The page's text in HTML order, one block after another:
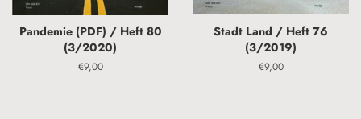
Pandemie (PDF) / Heft 80
(3/2020)
Normaler
€9,00
Stadt Land / Heft 76
(3/2019)
Normaler
€9,00